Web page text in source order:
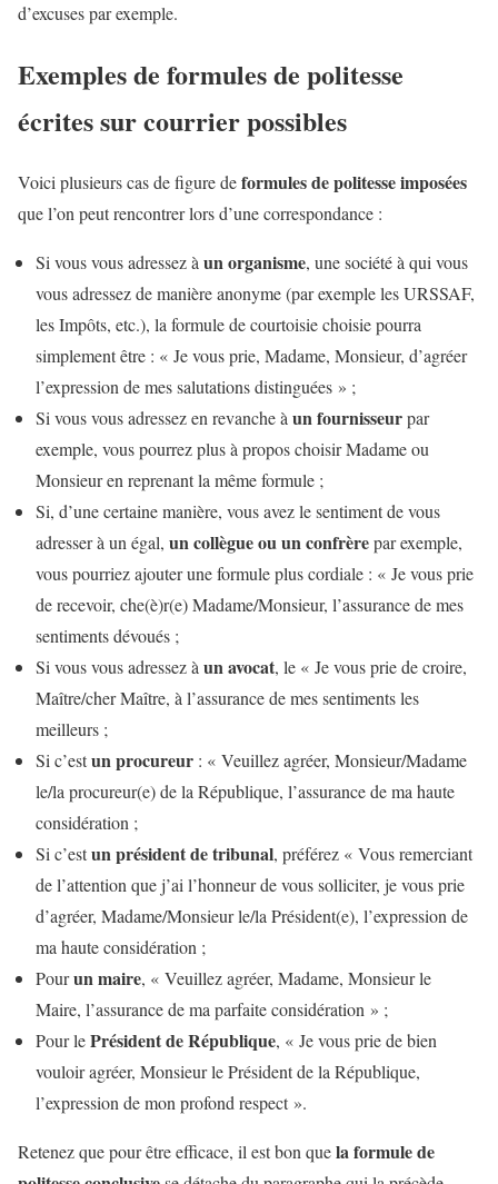
d’excuses par exemple.
Exemples de formules de politesse
écrites sur courrier possibles
Voici plusieurs cas de figure deformules de politesse imposées
que l’on peut rencontrer lors d’une correspondance :
Si vous vous adressez à un organisme, une société à qui vous
vous adressez de manière anonyme (par exemple les URSSAF,
les Impôts, etc.), la formule de courtoisie choisie pourra
simplement être : « Je vous prie, Madame, Monsieur, d’agréer
l’expression de mes salutations distinguées » ;
Si vous vous adressez en revanche à un fournisseurpar
exemple, vous pourrez plus à propos choisir Madame ou
Monsieur en reprenant la même formule ;
Si, d’une certaine manière, vous avez le sentiment de vous
adresser à un égal, un collègue ou un confrèrepar exemple,
vous pourriez ajouter une formule plus cordiale : « Je vous prie
de recevoir, che(è)r(e) Madame/Monsieur, l’assurance de mes
sentiments dévoués ;
Si vous vous adressez à un avocat, le « Je vous prie de croire,
Maître/cher Maître, à l’assurance de mes sentiments les
meilleurs ;
Si c’estun procureur : « Veuillez agréer, Monsieur/Madame
le/la procureur(e) de la République, l’assurance de ma haute
considération ;
Si c’estun président de tribunal, préférez « Vous remerciant
de l’attention que j’ai l’honneur de vous solliciter, je vous prie
d’agréer, Madame/Monsieur le/la Président(e), l’expression de
ma haute considération ;
Pourun maire, « Veuillez agréer, Madame, Monsieur le
Maire, l’assurance de ma parfaite considération » ;
Pour lePrésident de République, « Je vous prie de bien
vouloir agréer, Monsieur le Président de la République,
l’expression de mon profond respect ».
Retenez que pour être efficace, il est bon quela formule de